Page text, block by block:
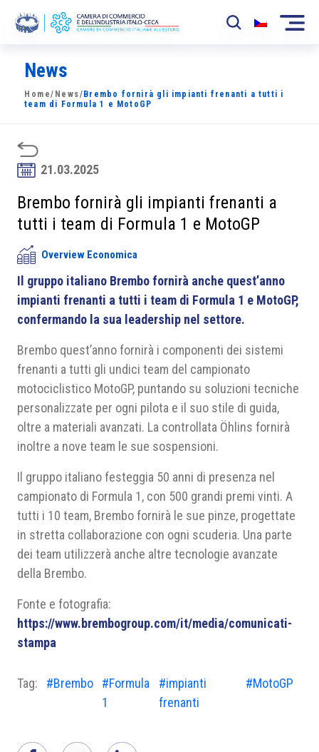
La Camera
News
Sviluppo Mercato
Soci
Partner
Progetti
Area riservata
News
Home/ News/ Brembo fornirà gli impianti frenanti a tutti i
team di Formula 1 e MotoGP
21.03.2025
Brembo fornirà gli impianti frenanti a
tutti i team di Formula 1 e MotoGP
Overview Economica
Il gruppo italiano Brembo fornirà anche quest’anno
impianti frenanti a tutti i team di Formula 1 e MotoGP,
confermando la sua leadership nel settore.
Brembo quest’anno fornirà i componenti dei sistemi
frenanti a tutti gli undici team del campionato
motociclistico MotoGP, puntando su soluzioni tecniche
personalizzate per ogni pilota e il suo stile di guida,
oltre a materiali avanzati. La controllata Öhlins fornirà
inoltre a nove team le sue sospensioni.
Il gruppo italiano festeggia 50 anni di presenza nel
campionato di Formula 1, con 500 grandi premi vinti. A
tutti i 10 team, Brembo fornirà le sue pinze, progettate
in stretta collaborazione con ogni scuderia. Una parte
dei team utilizzerà anche altre tecnologie avanzate
della Brembo.
Fonte e fotografia:
https://www.brembogroup.com/it/media/comunicati-
stampa
Tag: #Brembo
#Formula
1
#impianti
frenanti
#MotoGP